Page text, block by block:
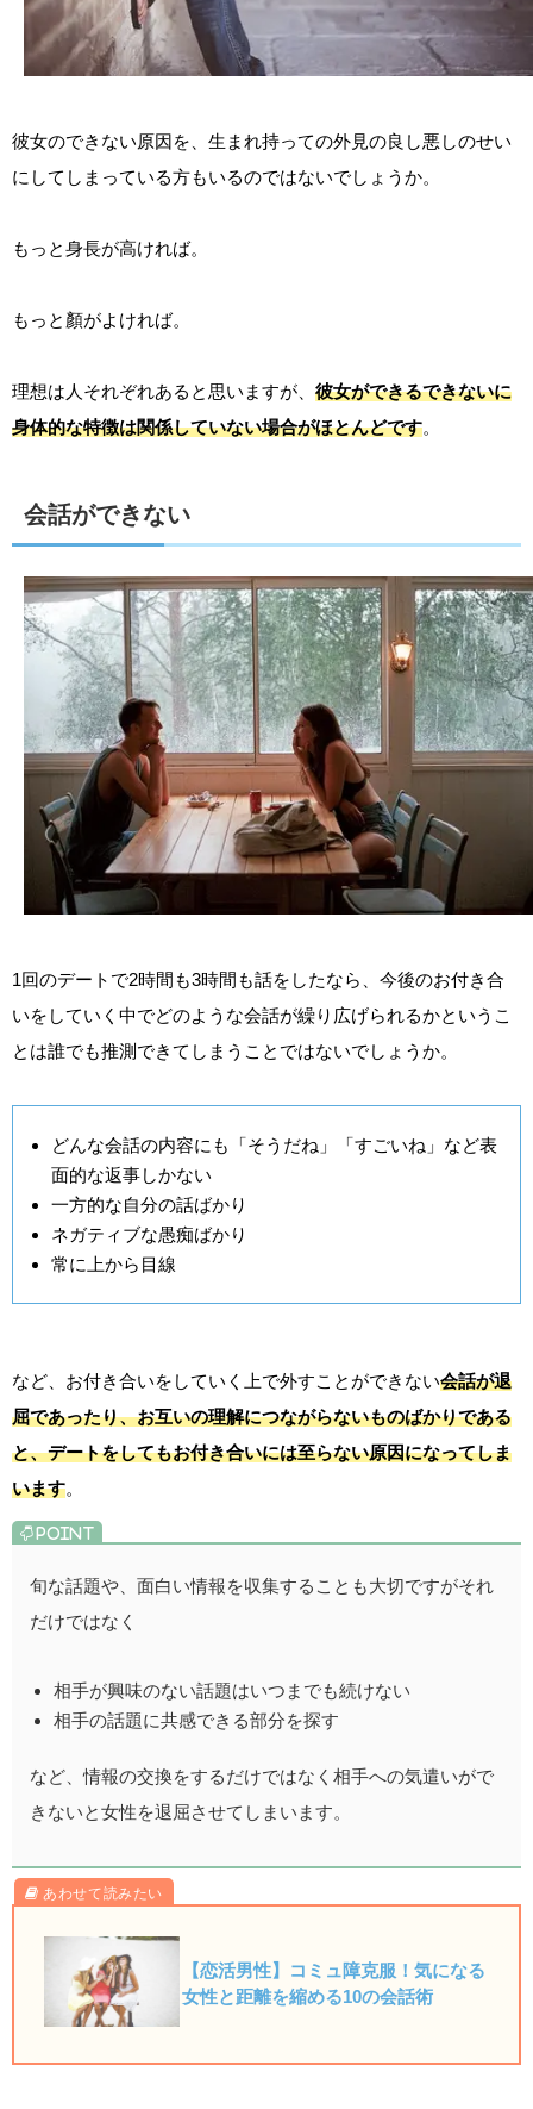
彼女のできない原因を、生まれ持っての外見の良し悪しのせい
にしてしまっている方もいるのではないでしょうか。
もっと身長が高ければ。
もっと顏がよければ。
理想は人それぞれあると思いますが、 彼女ができるできないに
身体的な特徴は関係していない場合がほとんどです。
会話ができない
1回のデートで2時間も3時間も話をしたなら、今後のお付き合
いをしていく中でどのような会話が繰り広げられるかというこ
とは誰でも推測できてしまうことではないでしょうか。
どんな会話の内容にも「そうだね」「すごいね」など表
面的な返事しかない
一方的な自分の話ばかり
ネガティブな愚痴ばかり
常に上から目線
など、お付き合いをしていく上で外すことができない会話が退
屈であったり、お互いの理解につながらないものばかりである
と、デートをしてもお付き合いには至らない原因になってしま
います。
旬な話題や、面白い情報を収集することも大切ですがそれ
だけではなく
相手が興味のない話題はいつまでも続けない
相手の話題に共感できる部分を探す
など、情報の交換をするだけではなく相手への気遣いがで
きないと女性を退屈させてしまいます。
【恋活男性】コミュ障克服！気になる
女性と距離を縮める10の会話術